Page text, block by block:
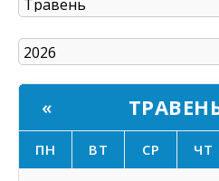
«
ПН ВТ СР ЧТ